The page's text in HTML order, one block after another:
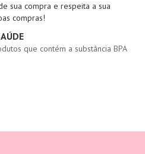
sua compra e respeita a sua
compras!
que contém a substância BPA